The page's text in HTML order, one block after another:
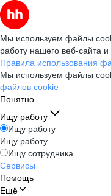
Мы используем файлы
работу нашего веб-сайта
Правила использования
Мы используем файлы
файлов cookie
Понятно
Ищу работу
Ищу работу
Ищу работу
Ищу сотрудника
Сервисы
Помощь
Ещё